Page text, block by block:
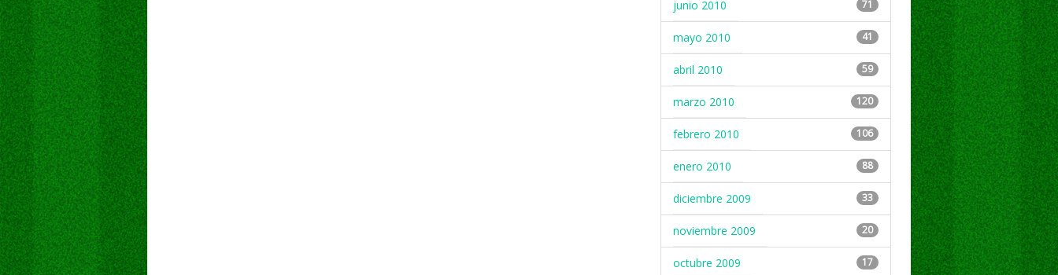
junio 2010 71
mayo 2010 41
abril 2010 59
marzo 2010 120
febrero 2010 106
enero 2010 88
diciembre 2009 33
noviembre 2009 20
octubre 2009 17